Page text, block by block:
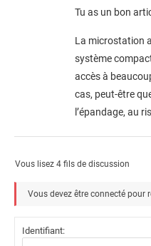
Tu as un bon
La microstation
système
accès à
cas, peut-être
l’épandage, au
Vous lisez 4 fils de discussion
Vous devez être connecté pour
Identifiant: